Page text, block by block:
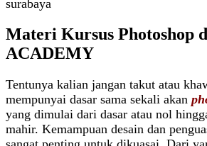
Materi Kursus Photoshop
ACADEMY
Tentunya kalian jangan takut atau
mempunyai dasar sama sekali akan
yang dimulai dari dasar atau nol
mahir. Kemampuan desain dan